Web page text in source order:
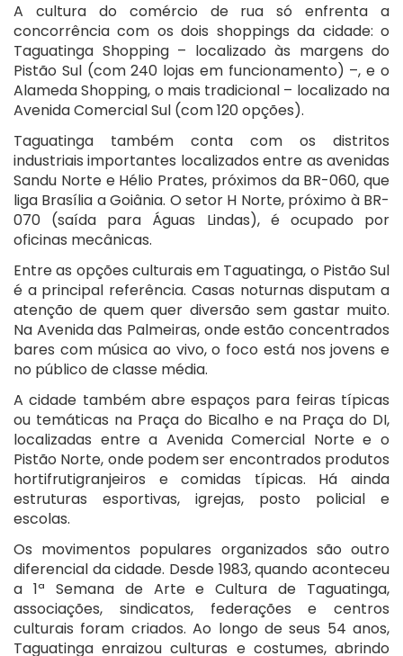
A cultura do comércio de rua só enfrenta a
concorrência com os dois shoppings da cidade: o
Taguatinga Shopping – localizado às margens do
Pistão Sul (com 240 lojas em funcionamento) –, e o
Alameda Shopping, o mais tradicional – localizado na
Avenida Comercial Sul (com 120 opções).
Taguatinga também conta com os distritos
industriais importantes localizados entre as avenidas
Sandu Norte e Hélio Prates, próximos da BR-060, que
liga Brasília a Goiânia. O setor H Norte, próximo à BR-
070 (saída para Águas Lindas), é ocupado por
oficinas mecânicas.
Entre as opções culturais em Taguatinga, o Pistão Sul
é a principal referência. Casas noturnas disputam a
atenção de quem quer diversão sem gastar muito.
Na Avenida das Palmeiras, onde estão concentrados
bares com música ao vivo, o foco está nos jovens e
no público de classe média.
A cidade também abre espaços para feiras típicas
ou temáticas na Praça do Bicalho e na Praça do DI,
localizadas entre a Avenida Comercial Norte e o
Pistão Norte, onde podem ser encontrados produtos
hortifrutigranjeiros e comidas típicas. Há ainda
estruturas esportivas, igrejas, posto policial e
escolas.
Os movimentos populares organizados são outro
diferencial da cidade. Desde 1983, quando aconteceu
a 1ª Semana de Arte e Cultura de Taguatinga,
associações, sindicatos, federações e centros
culturais foram criados. Ao longo de seus 54 anos,
Taguatinga enraizou culturas e costumes, abrindo